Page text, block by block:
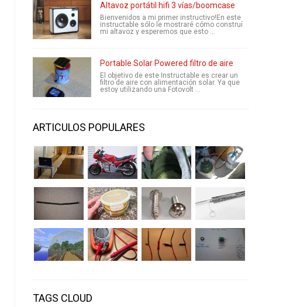
Altavoz portátil hifi 3 vías/boomcase
Bienvenidos a mi primer instructivo!En este
instructable sólo le mostraré cómo construí
mi altavoz y esperemos que esto ...
Portable Solar Powered filtro de aire
El objetivo de este Instructable es crear un
filtro de aire con alimentación solar. Ya que
estoy utilizando una Fotovolt ...
ARTICULOS POPULARES
TAGS CLOUD